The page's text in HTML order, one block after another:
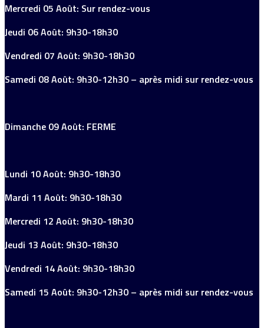
Mercredi 05 Août: Sur rendez-vous
Jeudi 06 Août: 9h30-18h30
Vendredi 07 Août: 9h30-18h30
Samedi 08 Août: 9h30-12h30 – après midi sur rendez-vous
Dimanche 09 Août: FERME
Lundi 10 Août: 9h30-18h30
Mardi 11 Août: 9h30-18h30
Mercredi 12 Août: 9h30-18h30
Jeudi 13 Août: 9h30-18h30
Vendredi 14 Août: 9h30-18h30
Samedi 15 Août: 9h30-12h30 – après midi sur rendez-vous